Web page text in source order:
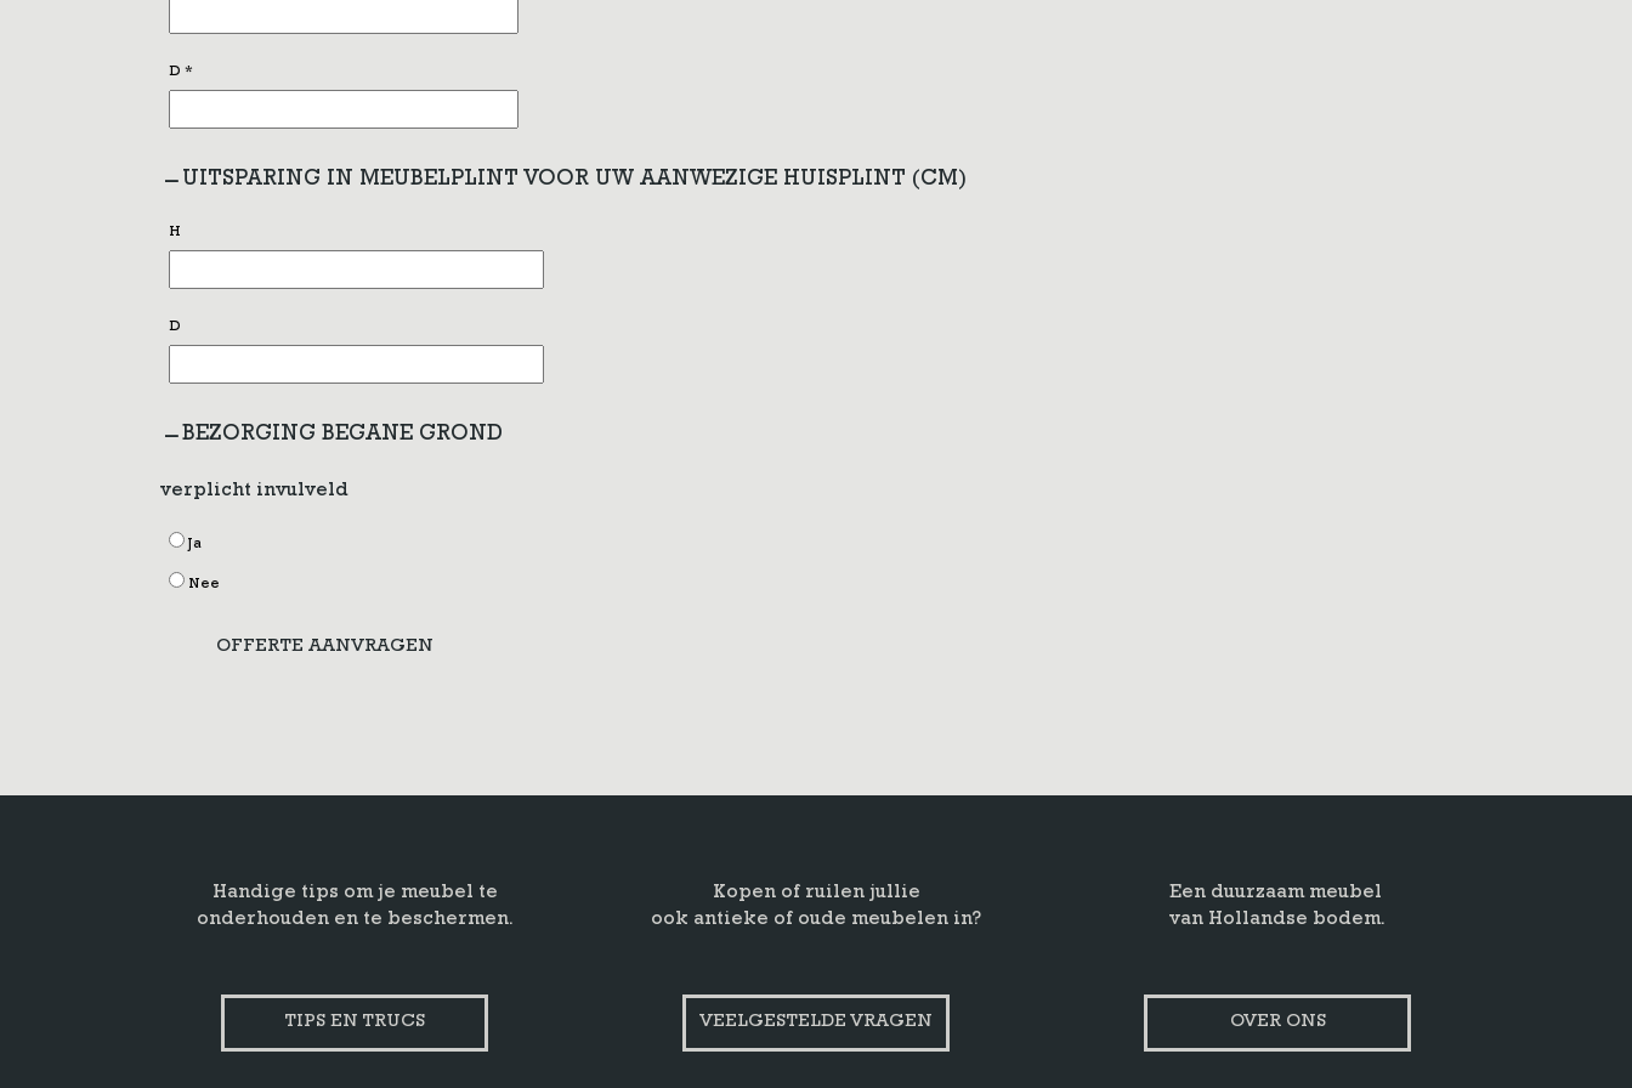
D*
UITSPARING IN MEUBELPLINT VOOR UW AANWEZIGE HUISPLINT (CM)
H
D
BEZORGING BEGANE GROND
verplicht invulveld
Ja
Nee
OFFERTE AANVRAGEN
Handige tips om je meubel te
onderhouden en te beschermen.
TIPS EN TRUCS
Kopen of ruilen jullie
ook antieke of oude meubelen in?
VEELGESTELDE VRAGEN
Een duurzaam meubel
van Hollandse bodem.
OVER ONS